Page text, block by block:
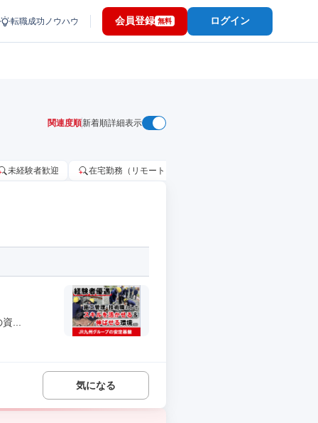
転職成功ノウハウ 会員登録 無料 ログイン
関連度順新着順詳細表示
未経験者歓迎 在宅勤務（リモートワーク）OK
...
気になる